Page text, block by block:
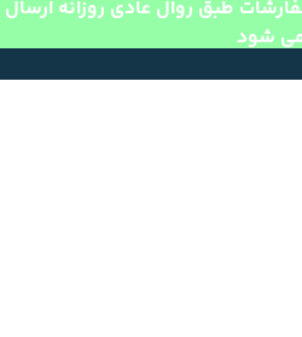
طبق روال عادی روزانه ارسال
شود